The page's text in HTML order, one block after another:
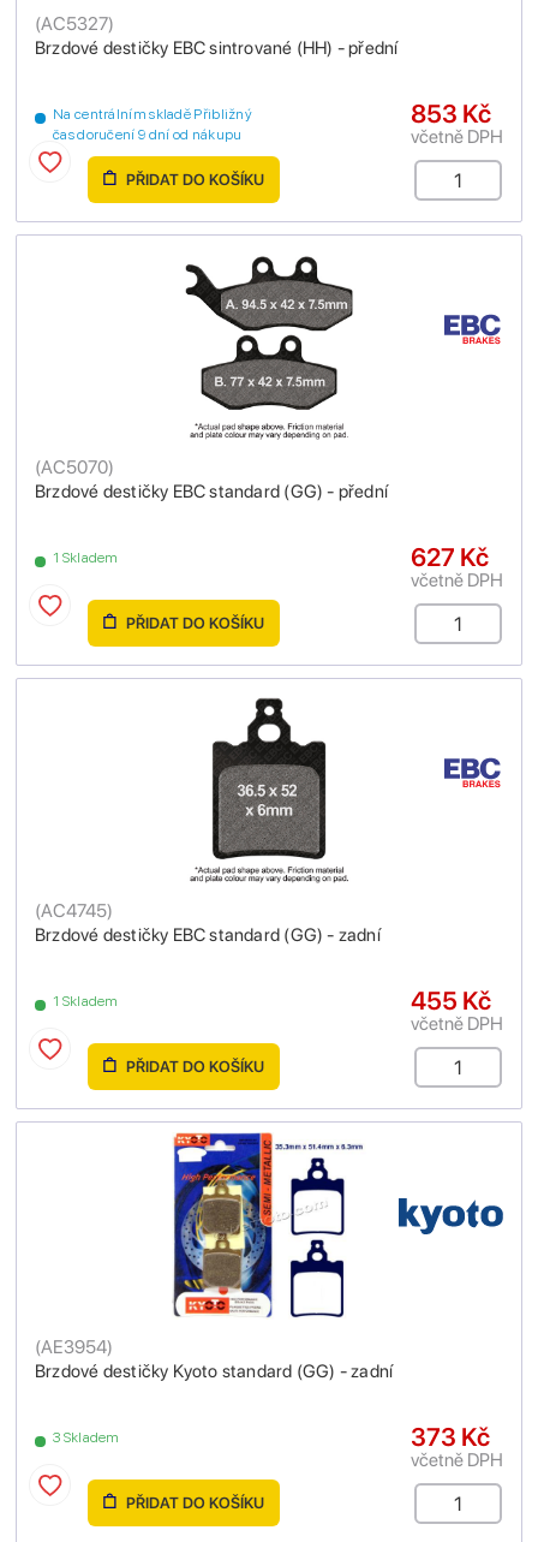
Brzdové destičky EBC sintrované (HH) - přední
(AC5327)
Na centrálním skladě Přibližný
čas doručení 9 dní od nákupu
853 Kč
včetně DPH
PŘIDAT DO KOŠÍKU
Brzdové destičky EBC standard (GG) - přední
(AC5070)
1 Skladem 627 Kč
včetně DPH
PŘIDAT DO KOŠÍKU
Brzdové destičky EBC standard (GG) - zadní
(AC4745)
1 Skladem 455 Kč
včetně DPH
PŘIDAT DO KOŠÍKU
Brzdové destičky Kyoto standard (GG) - zadní
(AE3954)
3 Skladem 373 Kč
včetně DPH
PŘIDAT DO KOŠÍKU